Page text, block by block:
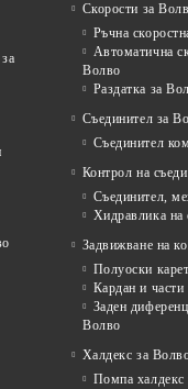
Скорости за
Ръчна
Автоматична
Волво
Раздатка за
Съединител за
Съединител
Контрол на
Съединител,
Хидравлика на
Задвижване на
Полуоски
Кардан и
Заден
Волво
Халдекс за
Помпа халдекс